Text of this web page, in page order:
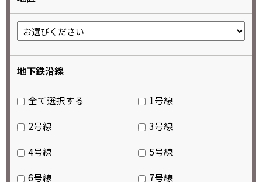
地下鉄沿線
全て選択する
1号線
2号線
3号線
4号線
5号線
6号線
7号線